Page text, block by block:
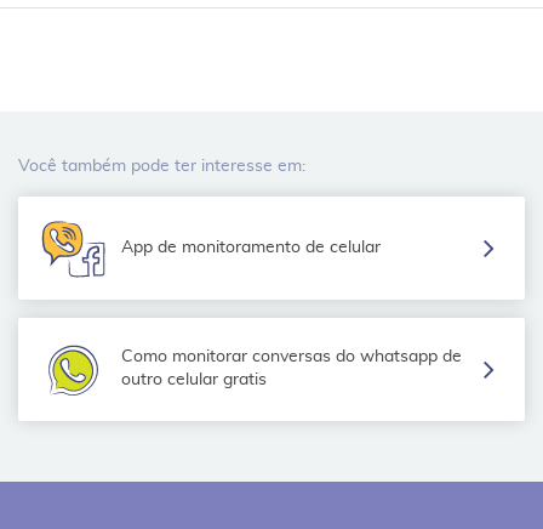
Você também pode ter interesse em:
App de monitoramento de celular
Como monitorar conversas do whatsapp de
outro celular gratis